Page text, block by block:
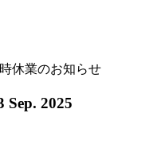
休業のお知らせ
Sep. 2025